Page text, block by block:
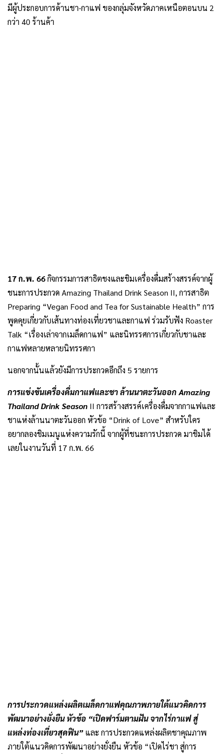
มีผู้ประกอบการด้านชา-กาแฟ ของกลุ่มจังหวัดภาคเหนือตอนบน 2
กว่า 40 ร้านค้า
17 ก.พ. 66กิจกรรมการสาธิตชงและชิมเครื่องดื่มสร้างสรรค์จากผู้
ชนะการประกวด Amazing Thailand Drink Season II, การสาธิต
Preparing “Vegan Food and Tea for Sustainable Health” การ
พูดคุยเกี่ยวกับเส้นทางท่องเที่ยวชาและกาแฟ ร่วมรับฟัง Roaster
Talk “เรื่องเล่าจากเมล็ดกาแฟ” และนิทรรศการเกี่ยวกับชาและ
กาแฟหลายหลายนิทรรศกา
นอกจากนั้นแล้วยังมีการประกวดอีกถึง 5 รายการ
การแข่งขันเครื่องดื่มกาแฟและชา ล้านนาตะวันออก Amazing
Thailand Drink Season II การสร้างสรรค์เครื่องดื่มจากกาแฟและ
ชาแห่งล้านนาตะวันออก หัวข้อ “Drink of Love” สำหรับใคร
อยากลองชิมเมนูแห่งความรักนี้ จากผู้ที่ชนะการประกวด มาชิมได้
เลยในงานวันที่ 17 ก.พ. 66
การประกวดแหล่งผลิตเมล็ดกาแฟคุณภาพภายใต้แนวคิดการ
พัฒนาอย่างยั่งยืน หัวข้อ “เปิดฟาร์มตามฝัน จากไร่กาแฟ สู่
แหล่งท่องเที่ยวสุดฟิน” และ การประกวดแหล่งผลิตชาคุณภาพ
ภายใต้แนวคิดการพัฒนาอย่างยั่งยืน หัวข้อ “เปิดไร่ชา สู่การ